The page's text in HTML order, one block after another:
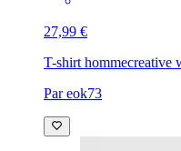
27,99 €
T-shirt hommecreative
Par eok73